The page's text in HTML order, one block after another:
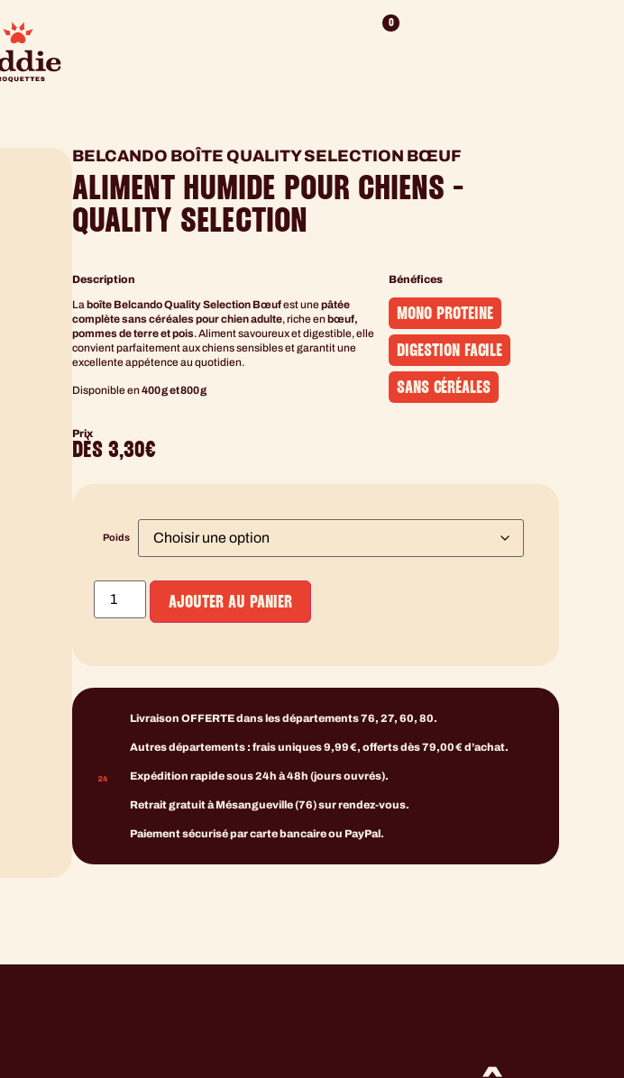
0
BELCANDO BOÎTE QUALITY SELECTION BŒUF
ALIMENT HUMIDE POUR CHIENS -
QUALITY SELECTION
Description
La boîte Belcando Quality Selection Bœufest unepâtée
complète sans céréales pour chien adulte, riche en bœuf,
pommes de terre et pois. Aliment savoureux et digestible, elle
convient parfaitement aux chiens sensibles et garantit une
excellente appétence au quotidien.
Disponible en400 g et 800 g
Bénéfices
MONO PROTEINE
DIGESTION FACILE
SANS CÉRÉALES
Prix
DÈS 3,30€
Poids
AJOUTER AU PANIER
Livraison OFFERTE dans les départements 76, 27, 60, 80.
Autres départements : frais uniques 9,99 €, offerts dès 79,00 € d’achat.
Expédition rapide sous 24h à 48h (jours ouvrés).
Retrait gratuit à Mésangueville (76) sur rendez-vous.
Paiement sécurisé par carte bancaire ou PayPal.